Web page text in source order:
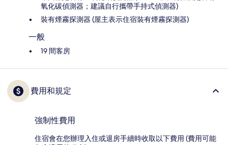
氧化碳偵測器；建議自行攜帶手持式偵測器)
裝有煙霧探測器 (屋主表示住宿裝有煙霧探測器)
一般
19 間客房
費用和規定
強制性費用
住宿會在您辦理入住或退房手續時收取以下費用 (費用可能